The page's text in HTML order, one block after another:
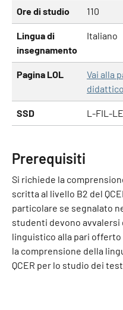
Ore di studio 110
Lingua di
insegnamento
Italiano
Pagina LOL
Vai alla
SSD L-FIL-
Prerequisiti
Si richiede la
scritta al livello B2 del
particolare se segnalato
studenti devono
linguistico alla pari offerto
la comprensione della
QCER per lo studio dei